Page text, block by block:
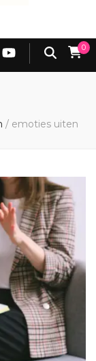
0
/ emoties uiten